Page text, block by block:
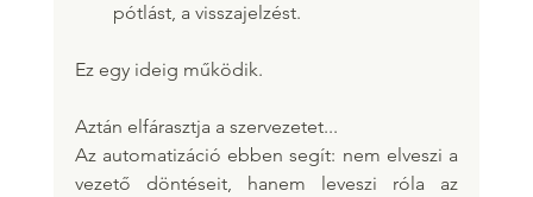
pótlást, a visszajelzést.
Ez egy ideig működik.
Aztán elfárasztja a szervezetet...
Az automatizáció ebben segít: nem elveszi a
vezető döntéseit, hanem leveszi róla az